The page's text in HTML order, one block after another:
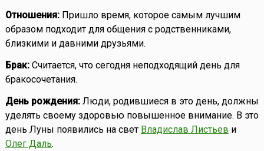
Отношения:Пришло время, которое самым лучшим
образом подходит для общения с родственниками,
близкими и давними друзьями.
Брак:Считается, что сегодня неподходящий день для
бракосочетания.
День рождения:Люди, родившиеся в это день, должны
уделять своему здоровью повышенное внимание. В это
день Луны появились на свет Владислав Листьев и
Олег Даль.